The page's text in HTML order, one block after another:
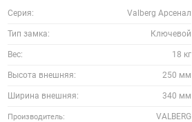
Серия: Valberg Арсенал
Тип замка: Ключевой
Вес: 18 кг
Высота внешняя: 250 мм
Ширина внешняя: 340 мм
Производитель: VALBERG